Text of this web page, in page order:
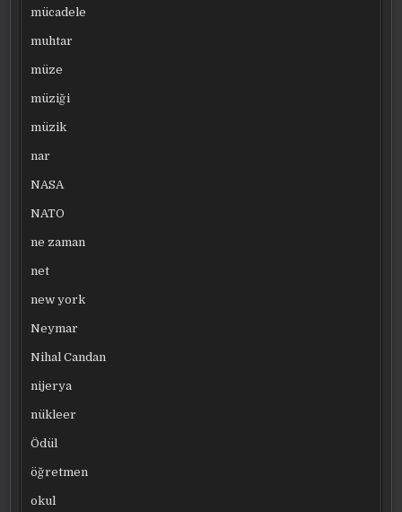
mücadele
muhtar
müze
müziği
müzik
nar
NASA
NATO
ne zaman
net
new york
Neymar
Nihal Candan
nijerya
nükleer
Ödül
öğretmen
okul